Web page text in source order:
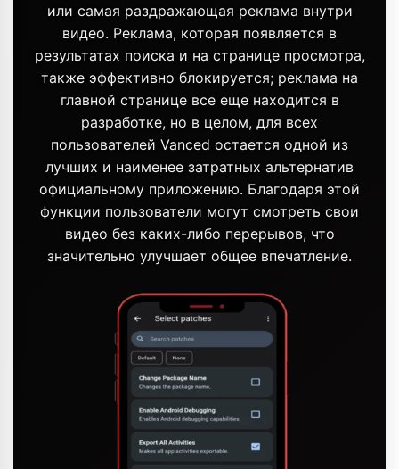
или самая раздражающая реклама внутри
видео. Реклама, которая появляется в
результатах поиска и на странице просмотра,
также эффективно блокируется; реклама на
главной странице все еще находится в
разработке, но в целом, для всех
пользователей Vanced остается одной из
лучших и наименее затратных альтернатив
официальному приложению. Благодаря этой
функции пользователи могут смотреть свои
видео без каких-либо перерывов, что
значительно улучшает общее впечатление.